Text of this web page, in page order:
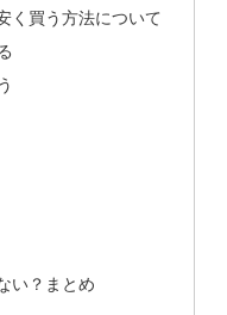
く買う方法について
い？まとめ